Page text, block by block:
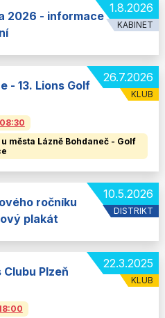
1.8.2026
KABINET
2026 - informace
26.7.2026
KLUB
- 13. Lions Golf
08:30
města Lázně Bohdaneč - Golf
10.5.2026
DISTRIKT
ročníku
plakát
22.3.2025
KLUB
Plzeň